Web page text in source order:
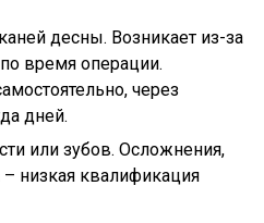
десны. Возникает из-за
время операции.
через
дней.
или зубов. Осложнения,
низкая квалификация